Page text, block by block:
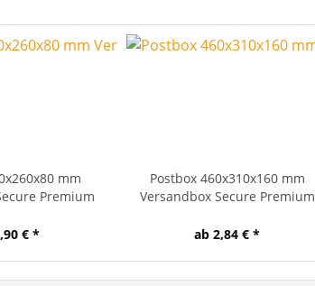
mm
Premium
€ *
Postbox 460x310x160 mm
Versandbox Secure Premium
ab 2,84 € *